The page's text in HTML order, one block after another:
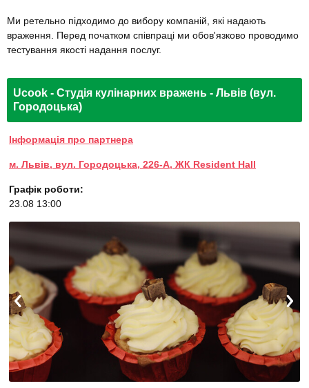
Ми ретельно підходимо до вибору компаній, які надають
враження. Перед початком співпраці ми обов'язково проводимо
тестування якості надання послуг.
Ucook - Студія кулінарних вражень - Львів (вул.
Городоцька)
Інформація про партнера
м. Львів, вул. Городоцька, 226-А, ЖК Resident Hall
Графік роботи:
23.08 13:00